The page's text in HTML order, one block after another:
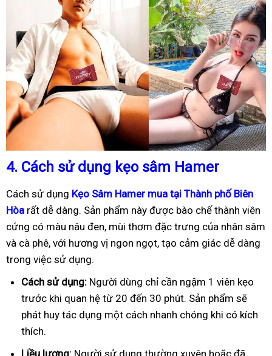
4. Cách sử dụng kẹo sâm Hamer
Cách sử dụng Kẹo Sâm Hamer mua tại Thành phố Biên
Hòa rất dễ dàng. Sản phẩm này được bào chế thành viên
cứng có màu nâu đen, mùi thơm đặc trưng của nhân sâm
và cà phê, với hương vị ngon ngọt, tạo cảm giác dễ dàng
trong việc sử dụng.
Cách sử dụng: Người dùng chỉ cần ngậm 1 viên kẹo
trước khi quan hệ từ 20 đến 30 phút. Sản phẩm sẽ
phát huy tác dụng một cách nhanh chóng khi có kích
thích.
Liều lượng: Người sử dụng thường xuyên hoặc đã